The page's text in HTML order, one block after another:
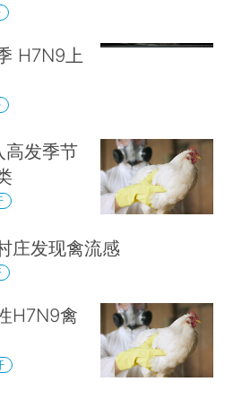
H7N9上
高发季节
庄发现禽流感
H7N9禽